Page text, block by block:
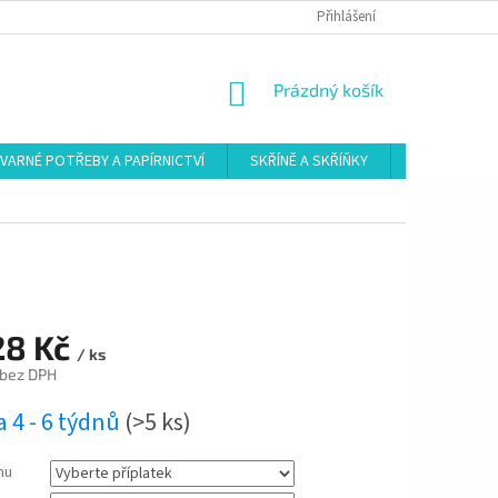
Přihlášení
NÁKUPNÍ
Prázdný košík
POTŘEBY A PAPÍRNICTVÍ SKŘÍNĚ A SKŘÍŇKY
Kč / ks
DPH
4 - 6 týdnů (>5 ks)